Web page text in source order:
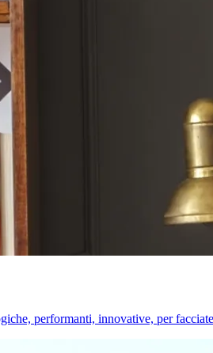
performanti, innovative, per